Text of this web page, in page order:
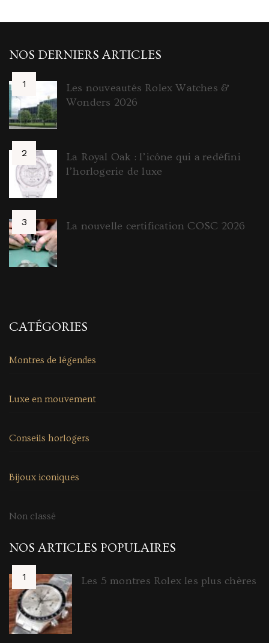
NOS DERNIERS ARTICLES
Les nouveautés Rolex Watches &
Wonders 2026
La Royal Oak : l’icône qui a redéfini
l’horlogerie de luxe
La nouvelle certification COSC 2026
CATÉGORIES
Montres de légendes
Luxe en mouvement
Conseils horlogers
Bijoux iconiques
Non classé
NOS ARTICLES POPULAIRES
Les 5 montres Rolex les plus chères